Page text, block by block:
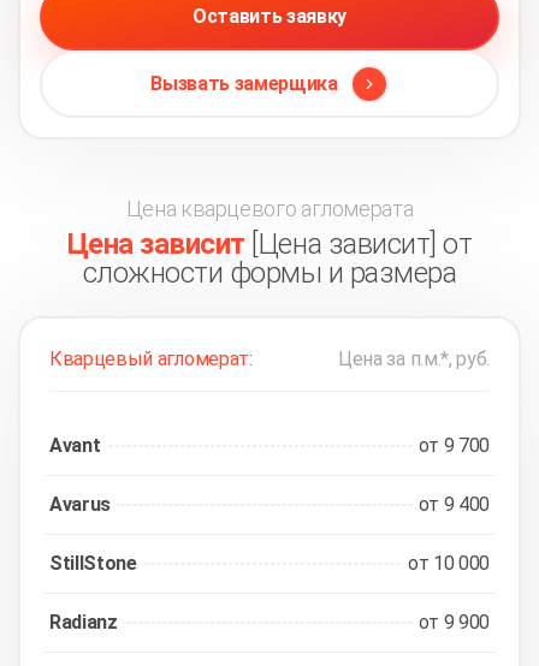
Оставить заявку
Вызвать замерщика
Цена кварцевого агломерата
Цена зависит [Цена зависит] от
сложности формы и размера
Кварцевый агломерат: Цена за п.м.*, руб.
Avant от 9 700
Avarus от 9 400
StillStone от 10 000
Radianz от 9 900